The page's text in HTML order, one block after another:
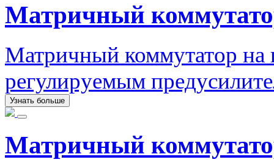
Матричный
Матричный коммутатор на
регулируемым
Узнать больше
Матричный